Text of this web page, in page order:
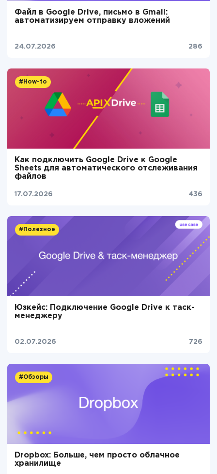
Файл в Google Drive, письмо в Gmail:
автоматизируем отправку вложений
24.07.2026 286
#How-to
Как подключить Google Drive к Google
Sheets для автоматического отслеживания
файлов
17.07.2026 436
#Полезное
Юзкейс: Подключение Google Drive к таск-
менеджеру
02.07.2026 726
#Обзоры
Dropbox: Больше, чем просто облачное
хранилище